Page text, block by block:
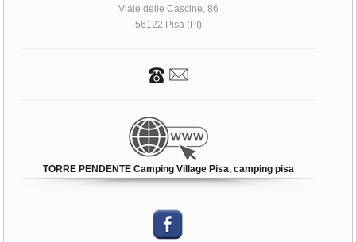
Viale delle Cascine, 86
56122 Pisa (PI)
TORRE PENDENTE Camping Village Pisa, camping pisa